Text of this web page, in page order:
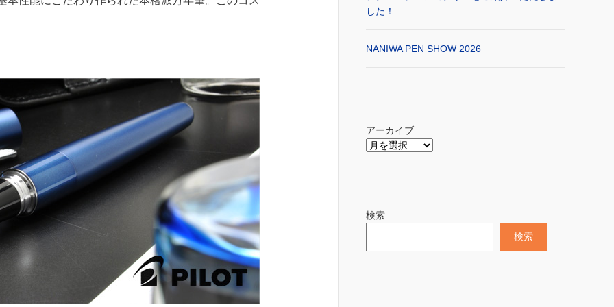
した！
NANIWA PEN SHOW 2026
アーカイブ
検索
検索